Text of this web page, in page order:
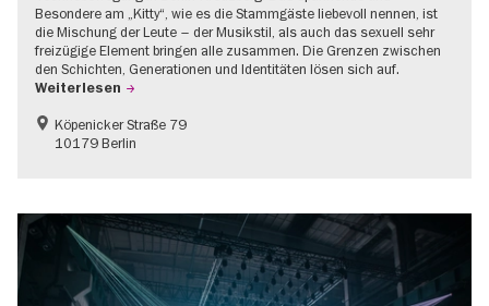
Besondere am „Kitty“, wie es die Stammgäste liebevoll nennen, ist
die Mischung der Leute – der Musikstil, als auch das sexuell sehr
freizügige Element bringen alle zusammen. Die Grenzen zwischen
den Schichten, Generationen und Identitäten lösen sich auf.
Weiterlesen
Köpenicker Straße 79
10179 Berlin